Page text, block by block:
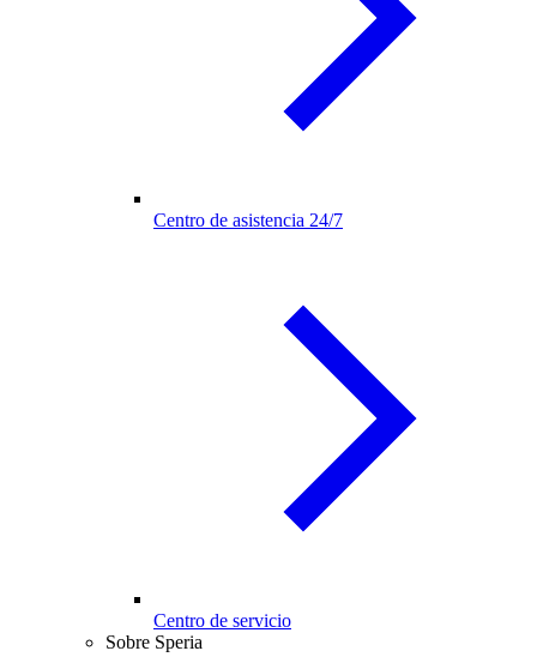
Centro de asistencia 24/7
Centro de servicio
Sobre Speria